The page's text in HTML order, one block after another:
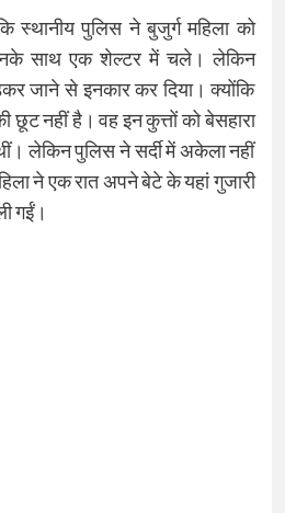
स्थानीय पुलिस ने बुजुर्ग महिला को
साथ एक शेल्टर में चले। लेकिन
जाने से इनकार कर दिया। क्योंकि
छूट नहीं है। वह इन कुत्तों को बेसहारा
लेकिन पुलिस ने सर्दी में अकेला नहीं
ने एक रात अपने बेटे के यहां गुजारी
गईं।